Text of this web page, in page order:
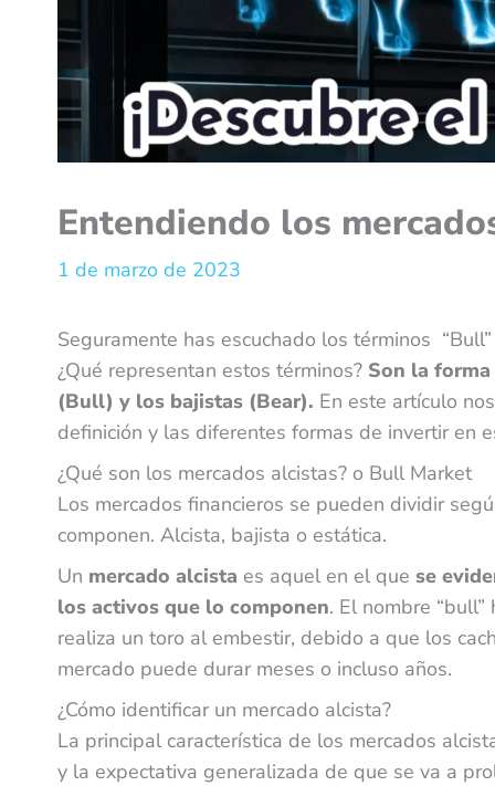
Entendiendo los
1 de marzo de 2023
Seguramente has escuchado los términos
¿Qué representan estos términos? Son la
(Bull) y los bajistas (Bear). En este artículo
definición y las diferentes formas de invertir en
¿Qué son los mercados alcistas? o Bull Market
Los mercados financieros se pueden dividir
componen. Alcista, bajista o estática.
Un mercado alcista es aquel en el que se
los activos que lo componen. El nombre
realiza un toro al embestir, debido a que los
mercado puede durar meses o incluso años.
¿Cómo identificar un mercado alcista?
La principal característica de los mercados
y la expectativa generalizada de que se va a